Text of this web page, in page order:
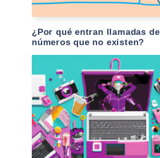
¿Por qué entran llamadas de
números que no existen?